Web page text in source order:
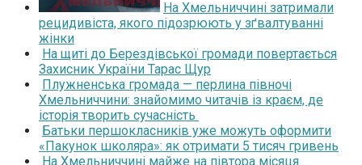
На Хмельниччині затримали
рецидивіста, якого підозрюють у зґвалтуванні
жінки
На щиті до Берездівської громади повертається
Захисник України Тарас Щур
Плужненська громада — перлина півночі
Хмельниччини: знайомимо читачів із краєм, де
історія творить сучасність
Батьки першокласників уже можуть оформити
«Пакунок школяра»: як отримати 5 тисяч гривень
На Хмельниччині майже на півтора місяця